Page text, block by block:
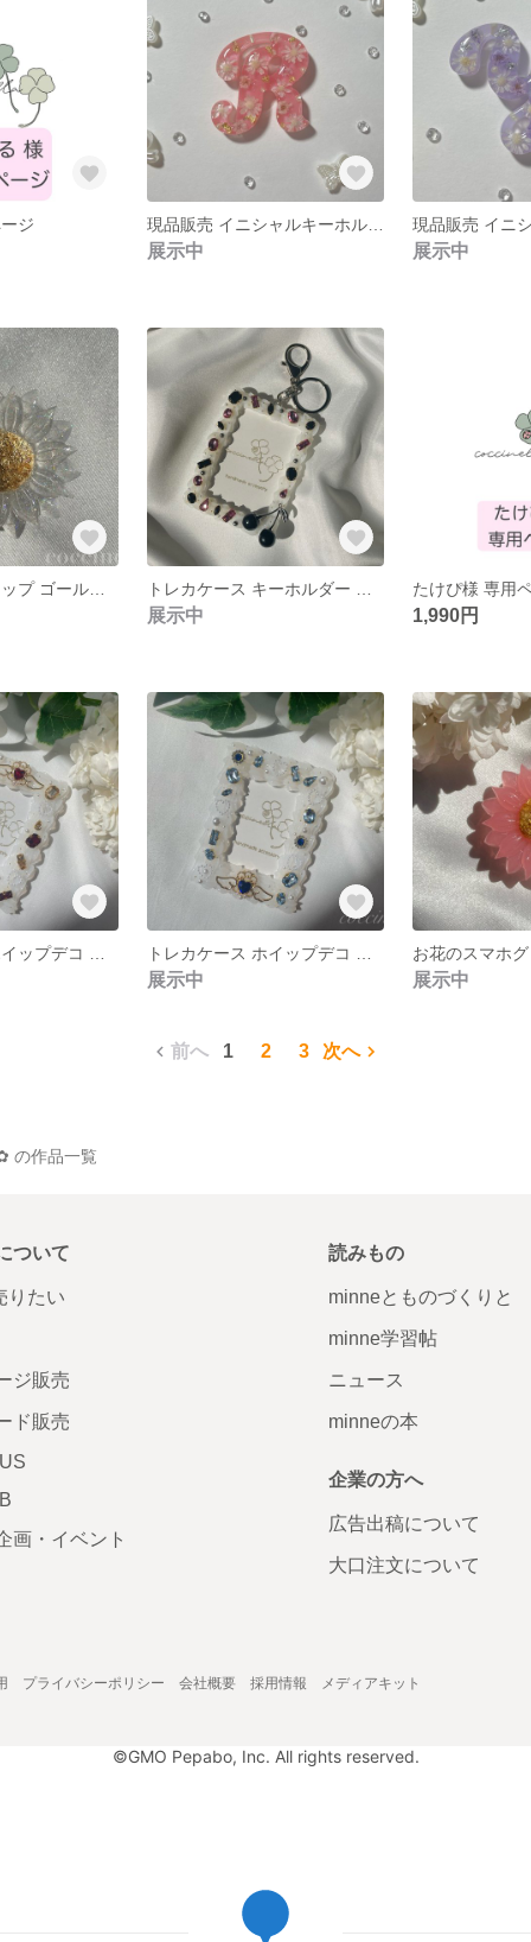
ジ 現品販売 イニシャルキーホルダー
展示中 展示中
お花 スマホグリップ ゴールド × クリア
展示中
たけぴ様 専用
1,990円
展示中 展示中
前へ 1 2 3 次へ
の作品一覧
ついて
りたい
ジ販売
ド販売
画・イベント
読みもの
minneとものづくりと
minne学習帖
ニュース
minneの本
企業の方へ
広告出稿について
大口注文について
プライバシーポリシー 会社概要 採用情報 メディアキット
©GMO Pepabo, Inc. All rights reserved.